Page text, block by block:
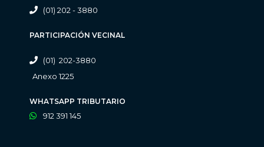
(01) 202 - 3880
PARTICIPACIÓN VECINAL
(01) 202-3880
Anexo 1225
WHATSAPP TRIBUTARIO
912 391 145